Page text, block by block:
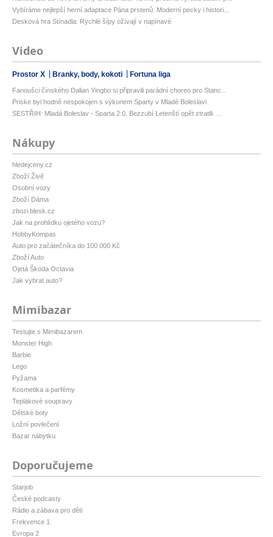
Vybíráme nejlepší herní adaptace Pána prstenů. Moderní pecky i histori...
Desková hra Stínadla: Rychlé šípy ožívají v napínavé
Video
Prostor X Branky, body, kokoti Fortuna liga
Fanoušci čínského Dalian Yingbo si připravili parádní choreo pro Stanc...
Priske byl hodně nespokojen s výkonem Sparty v Mladé Boleslavi
SESTŘIH: Mladá Boleslav - Sparta 2:0. Bezzubí Letenští opět ztratili. ...
Nákupy
hledejceny.cz
Zboží Živě
Osobní vozy
Zboží Dáma
zbozi.blesk.cz
Jak na prohlídku ojetého vozu?
HobbyKompas
Auto pro začátečníka do 100 000 Kč
Zboží Auto
Ojetá Škoda Octavia
Jak vybrat auto?
Mimibazar
Testujte s Mimibazarem
Monster High
Barbie
Lego
Pyžama
Kosmetika a parfémy
Teplákové soupravy
Dětské boty
Ložní povlečení
Bazar nábytku
Doporučujeme
Starjob
České podcasty
Rádio a zábava pro děti
Frekvence 1
Evropa 2